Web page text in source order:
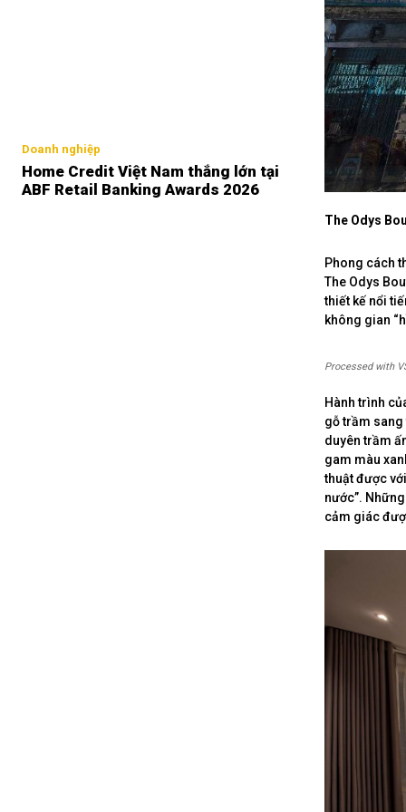
Doanh nghiệp
Home Credit Việt Nam thắng lớn tại
ABF Retail Banking Awards 2026
The Odys
Phong cách
The Odys
thiết kế nổi
không gian
Processed with
Hành trình
gỗ trầm sang
duyên trầm
gam màu
thuật được
nước”.
cảm giác